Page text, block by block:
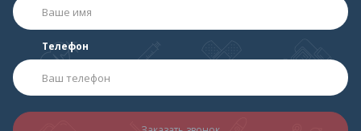
Благодаря наличию кольца на перегородке она не спадает,
первым и вторым пальцами стопы. Межпальцевый
разделитель защищает палец от сдавливания и натирания,
гипоаллергенный гель не вызывает раздражения кожи и
обеспечивает комфортное ношение в течение длительного
времени.
Телефон